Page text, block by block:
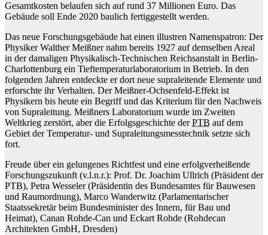
Gesamtkosten belaufen sich auf rund 37 Millionen Euro. Das
Gebäude soll Ende 2020 baulich fertiggestellt werden.
Das neue Forschungsgebäude hat einen illustren Namenspatron: Der
Physiker Walther Meißner nahm bereits 1927 auf demselben Areal
in der damaligen Physikalisch-Technischen Reichsanstalt in Berlin-
Charlottenburg ein Tieftemperaturlaboratorium in Betrieb. In den
folgenden Jahren entdeckte er dort neue supraleitende Elemente und
erforschte ihr Verhalten. Der Meißner-Ochsenfeld-Effekt ist
Physikern bis heute ein Begriff und das Kriterium für den Nachweis
von Supraleitung. Meißners Laboratorium wurde im Zweiten
Weltkrieg zerstört, aber die Erfolgsgeschichte derPTB auf dem
Gebiet der Temperatur- und Supraleitungsmesstechnik setzte sich
fort.
Freude über ein gelungenes Richtfest und eine erfolgverheißende
Forschungszukunft (v.l.n.r.): Prof. Dr. Joachim Ullrich (Präsident der
PTB), Petra Wesseler (Präsidentin des Bundesamtes für Bauwesen
und Raumordnung), Marco Wanderwitz (Parlamentarischer
Staatssekretär beim Bundesminister des Innern, für Bau und
Heimat), Canan Rohde-Can und Eckart Rohde (Rohdecan
Architekten GmbH, Dresden)